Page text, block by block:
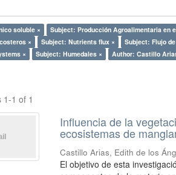
soluble × Subject: Producción Agroalimentaria en
×
Subject: Nutrients flux × Subject: Flujo
×
Subject: Humedales × Author: Castillo
1-1 of 1
Influencia de la
ecosistemas de
Castillo Arias, Edith de los
El objetivo de esta